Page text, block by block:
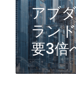
アブ
ラン
要3倍